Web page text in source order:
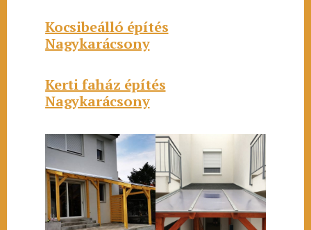
Kocsibeálló építés
Nagykarácsony
Kerti faház építés
Nagykarácsony